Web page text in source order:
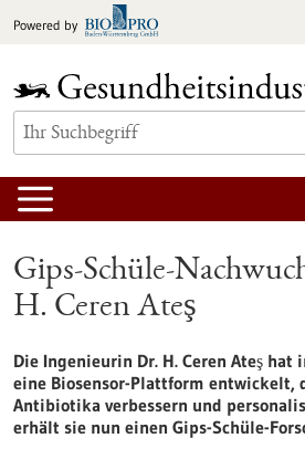
Inhalt
Powered by
Gips-Schüle-
H. Ceren Ateş
Die Ingenieurin Dr. H. Ceren Ateş
eine Biosensor-Plattform entwickelt,
Antibiotika verbessern und
erhält sie nun einen Gips-Schüle-